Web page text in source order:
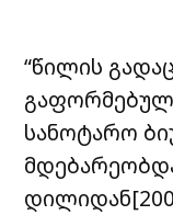
“წილის
სანოტარო